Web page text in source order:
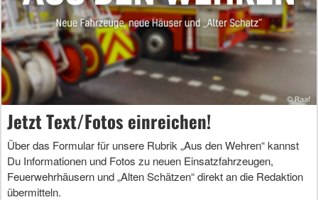
Jetzt Text/Fotos einreichen!
Über das Formular für unsere Rubrik „Aus den Wehren“ kannst
Du Informationen und Fotos zu neuen Einsatzfahrzeugen,
Feuerwehrhäusern und „Alten Schätzen“ direkt an die Redaktion
übermitteln.